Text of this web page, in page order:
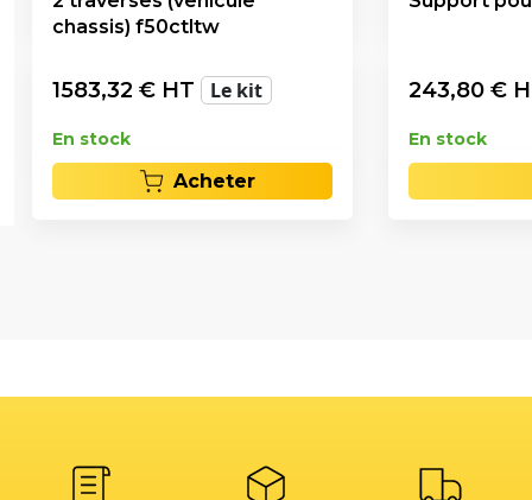
chassis) f50ctltw
1583,32 € HT Le kit
En stock
Acheter
243,80 €
En stock